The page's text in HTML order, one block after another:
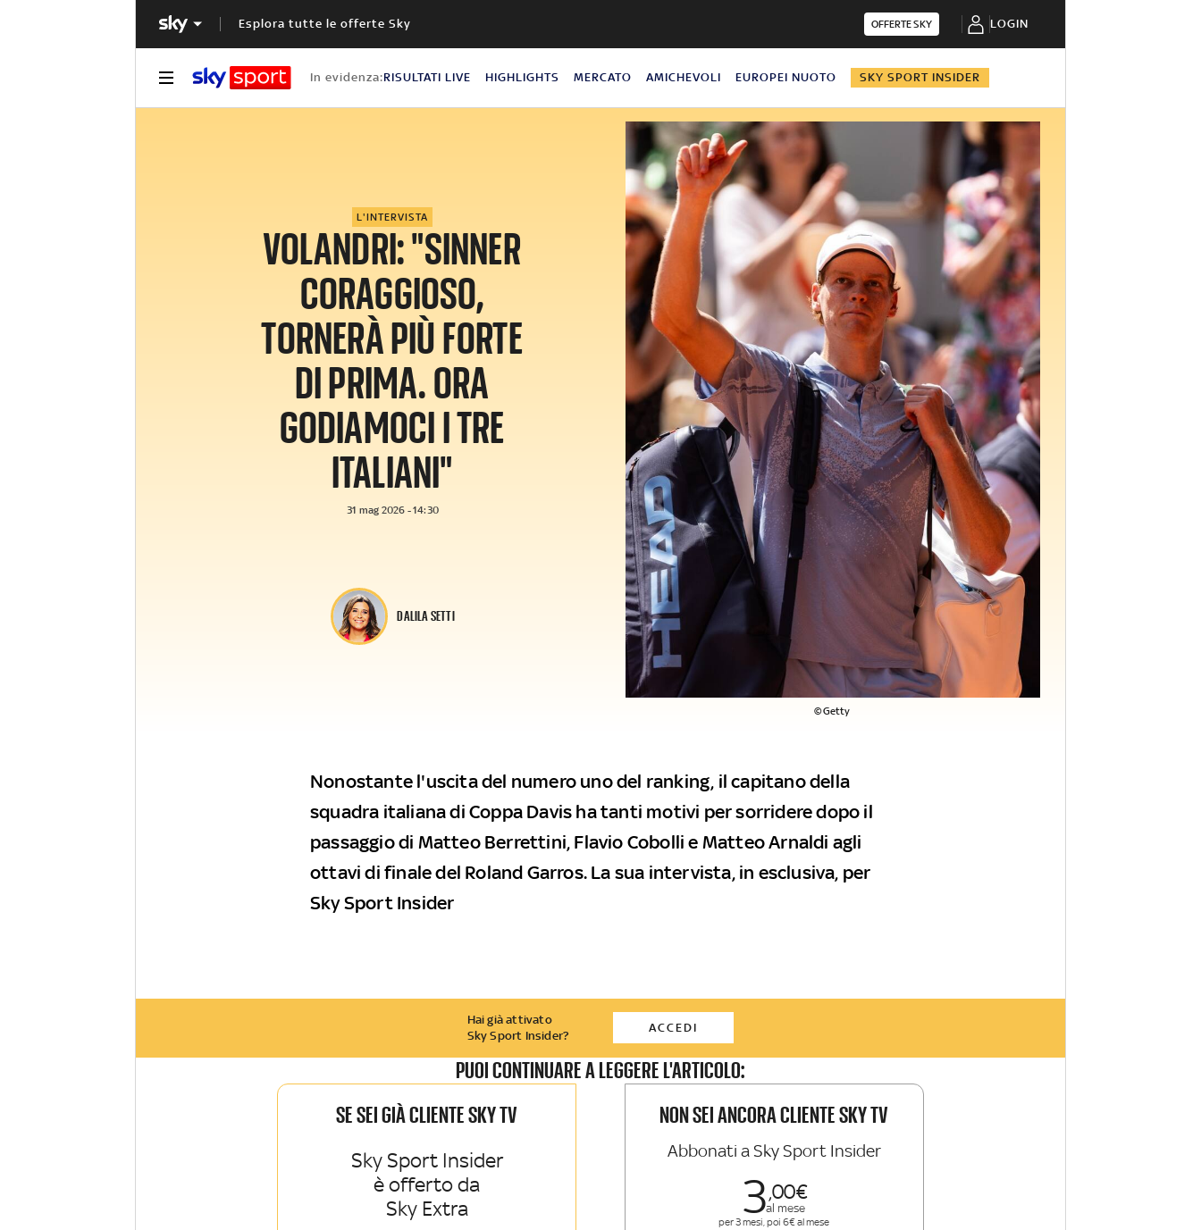
Esplora tutte le offerte Sky OFFERTE SKY LOGIN
In evidenza:RISULTATI LIVE HIGHLIGHTS MERCATO AMICHEVOLI EUROPEI NUOTO SKY SPORT INSIDER
L'INTERVISTA
VOLANDRI: "SINNER
CORAGGIOSO,
TORNERÀ PIÙ FORTE
DI PRIMA. ORA
GODIAMOCI I TRE
ITALIANI"
31 mag 2026 - 14:30
DALILA SETTI
©Getty
Nonostante l'uscita del numero uno del ranking, il capitano della
squadra italiana di Coppa Davis ha tanti motivi per sorridere dopo il
passaggio di Matteo Berrettini, Flavio Cobolli e Matteo Arnaldi agli
ottavi di finale del Roland Garros. La sua intervista, in esclusiva, per
Sky Sport Insider
Hai già attivato
Sky Sport Insider?
ACCEDI
PUOI CONTINUARE A LEGGERE L'ARTICOLO:
SE SEI GIÀ CLIENTE SKY TV
Sky Sport Insider
è offerto da
Sky Extra
NON SEI ANCORA CLIENTE SKY TV
Abbonati a Sky Sport Insider
300
al mese
per 3 mesi, poi 6€ al mese